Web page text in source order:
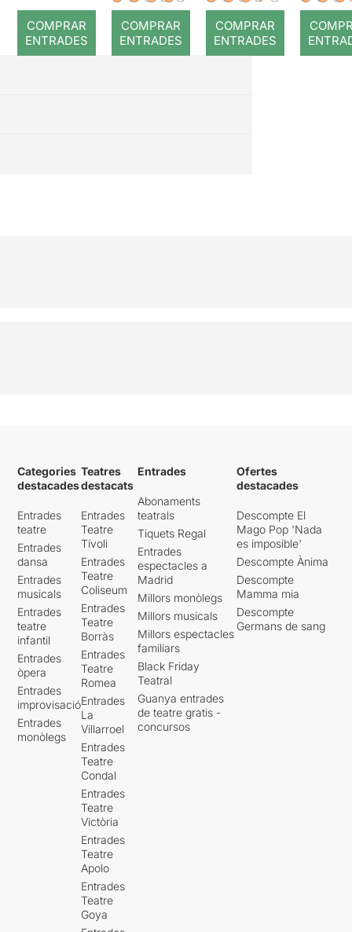
COMPRAR
ENTRADES
COMPRAR
ENTRADES
COMPRAR
ENTRADES
Categories
destacades
Entrades
teatre
Entrades
dansa
Entrades
musicals
Entrades
teatre
infantil
Entrades
òpera
Entrades
improvisació
Entrades
monòlegs
Teatres
destacats
Entrades
Teatre
Tívoli
Entrades
Teatre
Coliseum
Entrades
Teatre
Borràs
Entrades
Teatre
Romea
Entrades
La
Villarroel
Entrades
Teatre
Condal
Entrades
Teatre
Victòria
Entrades
Teatre
Apolo
Entrades
Teatre
Goya
Entrades
Abonaments
teatrals
Tiquets Regal
Entrades
espectacles a
Madrid
Millors monòlegs
Millors musicals
Millors espectacles
familiars
Black Friday
Teatral
Guanya entrades
de teatre gratis -
concursos
Ofertes
destacades
Descompte El
Mago Pop 'Nada
es imposible'
Descompte Ànima
Descompte
Mamma mia
Descompte
Germans de sang